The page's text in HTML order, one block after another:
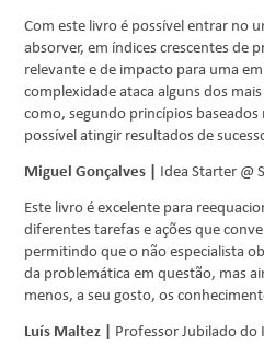
Com este livro é possível entrar no
absorver, em índices crescentes de
relevante e de impacto para uma
complexidade ataca alguns dos
como, segundo princípios baseados
possível atingir resultados de
Miguel Gonçalves | Idea Starter @
Este livro é excelente para
diferentes tarefas e ações que
permitindo que o não especialista
da problemática em questão, mas
menos, a seu gosto, os
Luís Maltez | Professor Jubilado do